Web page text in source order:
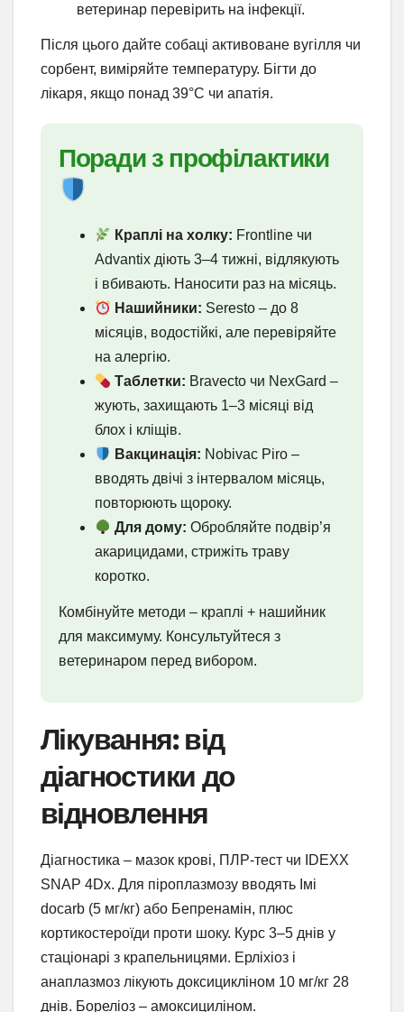
ветеринар перевірить на інфекції.
Після цього дайте собаці активоване вугілля чи
сорбент, виміряйте температуру. Бігти до
лікаря, якщо понад 39°C чи апатія.
Поради з профілактики
Краплі на холку: Frontline чи
Advantix діють 3–4 тижні, відлякують
і вбивають. Наносити раз на місяць.
Нашийники: Seresto – до 8
місяців, водостійкі, але перевіряйте
на алергію.
Таблетки: Bravecto чи NexGard –
жують, захищають 1–3 місяці від
блох і кліщів.
Вакцинація: Nobivac Piro –
вводять двічі з інтервалом місяць,
повторюють щороку.
Для дому: Обробляйте подвір’я
акарицидами, стрижіть траву
коротко.
Комбінуйте методи – краплі + нашийник
для максимуму. Консультуйтеся з
ветеринаром перед вибором.
Лікування: від
діагностики до
відновлення
Діагностика – мазок крові, ПЛР-тест чи IDEXX
SNAP 4Dx. Для піроплазмозу вводять Імі
docarb (5 мг/кг) або Бепренамін, плюс
кортикостероїди проти шоку. Курс 3–5 днів у
стаціонарі з крапельницями. Ерліхіоз і
анаплазмоз лікують доксицикліном 10 мг/кг 28
днів. Бореліоз – амоксициліном.